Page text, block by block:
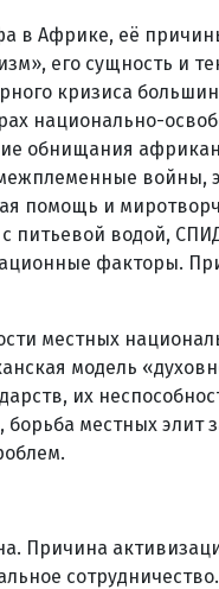
в Африке, её
его сущность и
кризиса
национально-
обнищания
войны,
помощь и
питьевой водой,
факторы.
местных
модель
их
местных элит
Причина